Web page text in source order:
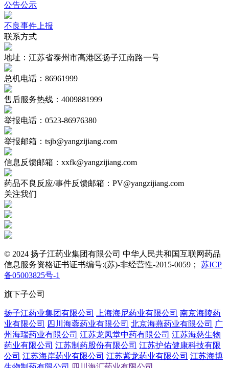
公告公示
不良事件上报
联系方式
地址：江苏省泰州市高港区扬子江南路一号
总机电话：86961999
售后服务热线：4009881999
举报电话：0523-86976380
举报邮箱：tsjb@yangzijiang.com
信息反馈邮箱：xxfk@yangzijiang.com
药品不良反应/事件反馈邮箱：PV@yangzijiang.com
关注我们
© 2024 扬子江药业集团有限公司 中华人民共和国互联网药品
信息服务资格证书证书编号:(苏)-非经营性-2015-0059； 苏ICP
备05003825号-1
旗下子公司
扬子江药业集团有限公司 上海海尼药业有限公司 南京海陵药
业有限公司
四川海蓉药业有限公司 北京海燕药业有限公司 广
州海瑞药业有限公司 江苏龙凤堂中药有限公司 江苏海慈生物
药业有限公司 江苏制药股份有限公司 江苏护佑健康科技有限
公司 江苏海岸药业有限公司 江苏紫龙药业有限公司 江苏海博